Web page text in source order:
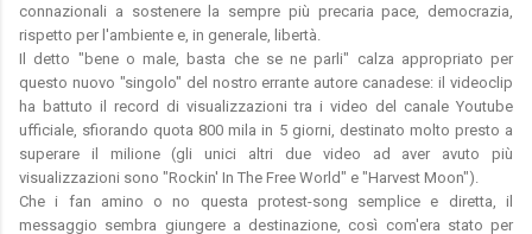
connazionali a sostenere la sempre più precaria pace, democrazia,
rispetto per l'ambiente e, in generale, libertà.
Il detto "bene o male, basta che se ne parli" calza appropriato per
questo nuovo "singolo" del nostro errante autore canadese: il videoclip
ha battuto il record di visualizzazioni tra i video del canale Youtube
ufficiale, sfiorando quota 800 mila in 5 giorni, destinato molto presto a
superare il milione (gli unici altri due video ad aver avuto più
visualizzazioni sono "Rockin' In The Free World" e "Harvest Moon").
Che i fan amino o no questa protest-song semplice e diretta, il
messaggio sembra giungere a destinazione, così com'era stato per